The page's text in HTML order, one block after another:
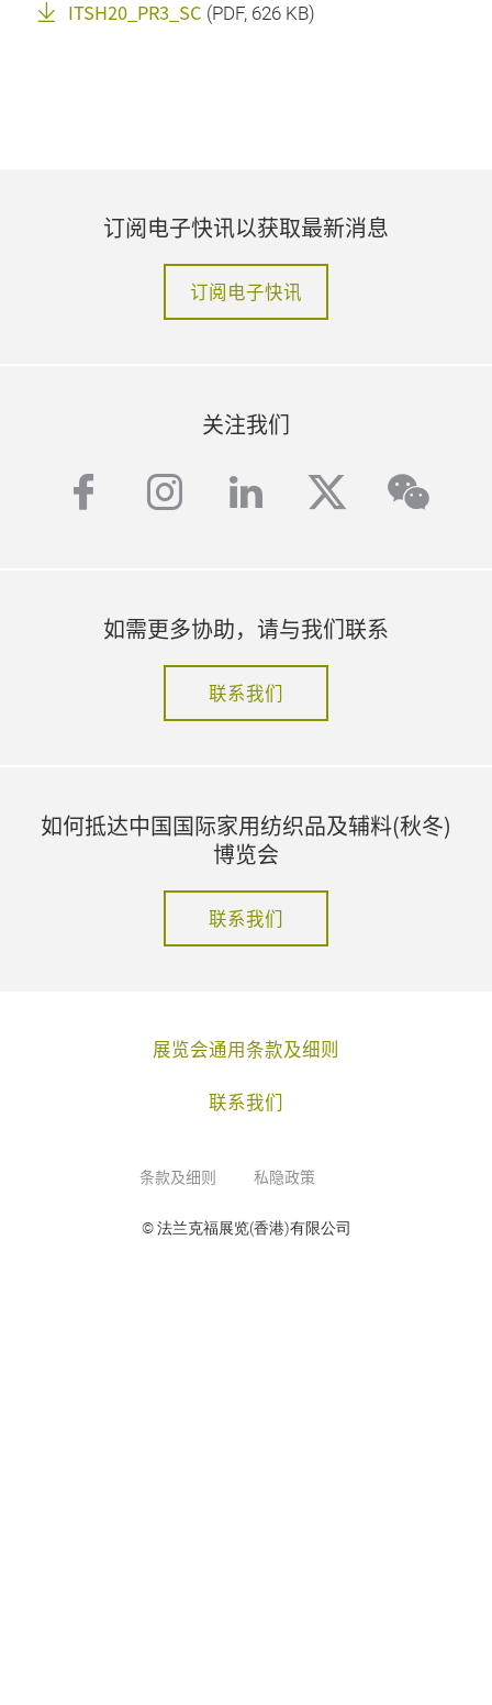
ITSH20_PR3_SC (PDF, 626 KB)
订阅电子快讯以获取最新消息
订阅电子快讯
关注我们
facebook
instagram
linkedintwitter
如需更多协助，请与我们联系
联系我们
如何抵达中国国际家用纺织品及辅料(秋冬)
博览会
联系我们
展览会通用条款及细则
联系我们
条款及细则 私隐政策
© 法兰克福展览(香港)有限公司